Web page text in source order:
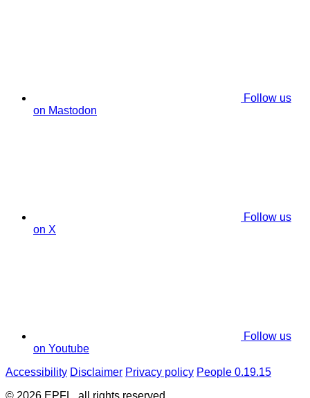
Follow us
on Mastodon
Follow us
on X
Follow us
on Youtube
Accessibility Disclaimer Privacy policy People 0.19.15